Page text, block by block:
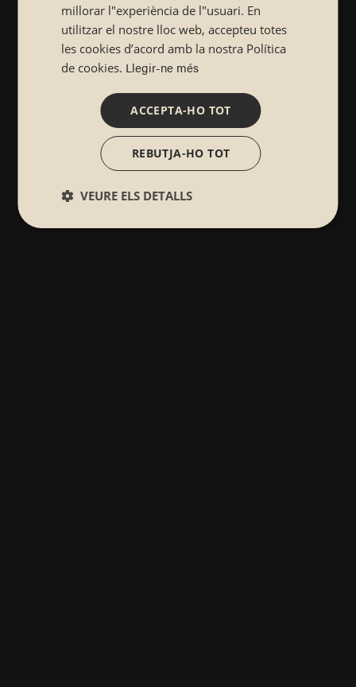
millorar l"experiència de l"usuari. En
utilitzar el nostre lloc web, accepteu totes
les cookies d’acord amb la nostra Política
de cookies. Llegir-ne més
ACCEPTA-HO TOT
REBUTJA-HO TOT
VEURE ELS DETALLS